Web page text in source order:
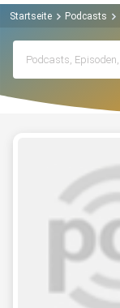
Startseite Podcasts